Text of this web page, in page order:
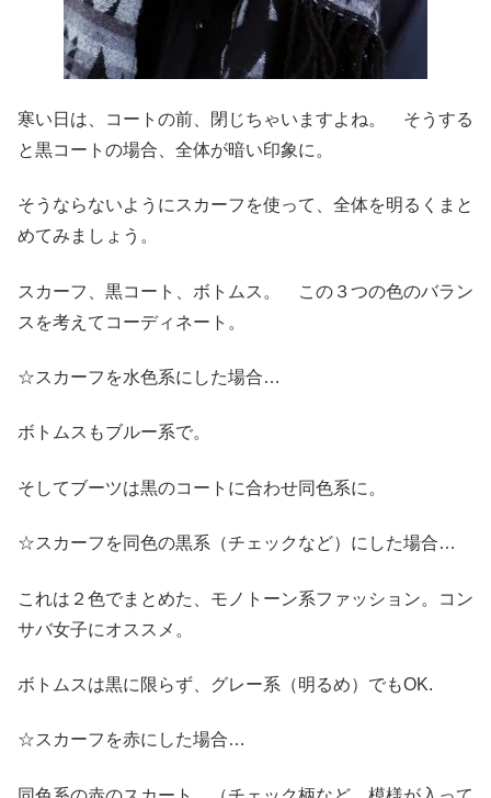
寒い日は、コートの前、閉じちゃいますよね。 そうする
と黒コートの場合、全体が暗い印象に。
そうならないようにスカーフを使って、全体を明るくまと
めてみましょう。
スカーフ、黒コート、ボトムス。 この３つの色のバラン
スを考えてコーディネート。
☆スカーフを水色系にした場合…
ボトムスもブルー系で。
そしてブーツは黒のコートに合わせ同色系に。
☆スカーフを同色の黒系（チェックなど）にした場合…
これは２色でまとめた、モノトーン系ファッション。コン
サバ女子にオススメ。
ボトムスは黒に限らず、グレー系（明るめ）でもOK.
☆スカーフを赤にした場合…